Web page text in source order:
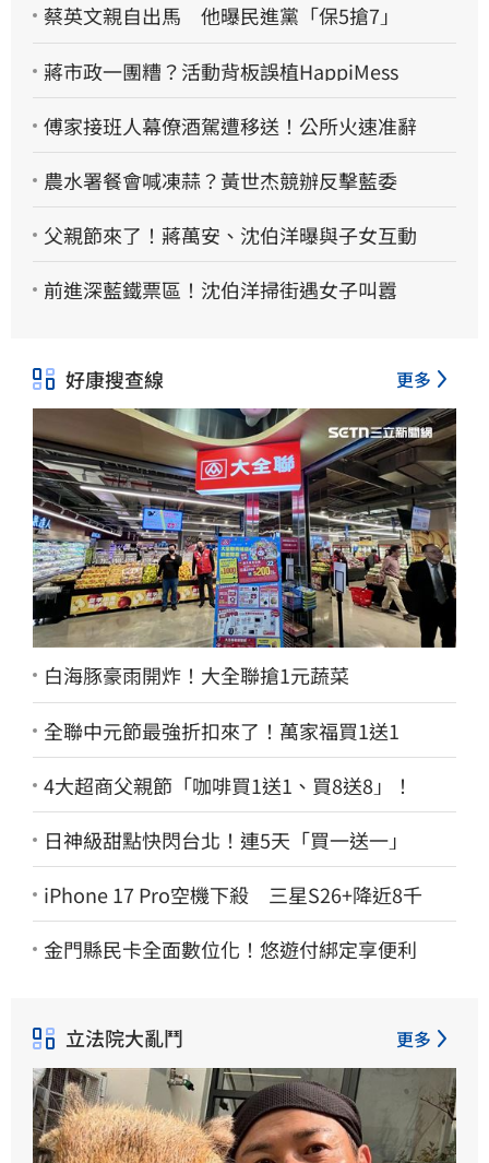
蔡英文親自出馬 他曝民進黨「保5搶7」
蔣市政一團糟？活動背板誤植HappiMess
傅家接班人幕僚酒駕遭移送！公所火速准辭
農水署餐會喊凍蒜？黃世杰競辦反擊藍委
父親節來了！蔣萬安、沈伯洋曝與子女互動
前進深藍鐵票區！沈伯洋掃街遇女子叫囂
好康搜查線 更多
白海豚豪雨開炸！大全聯搶1元蔬菜
全聯中元節最強折扣來了！萬家福買1送1
4大超商父親節「咖啡買1送1、買8送8」！
日神級甜點快閃台北！連5天「買一送一」
iPhone 17 Pro空機下殺 三星S26+降近8千
金門縣民卡全面數位化！悠遊付綁定享便利
立法院大亂鬥 更多